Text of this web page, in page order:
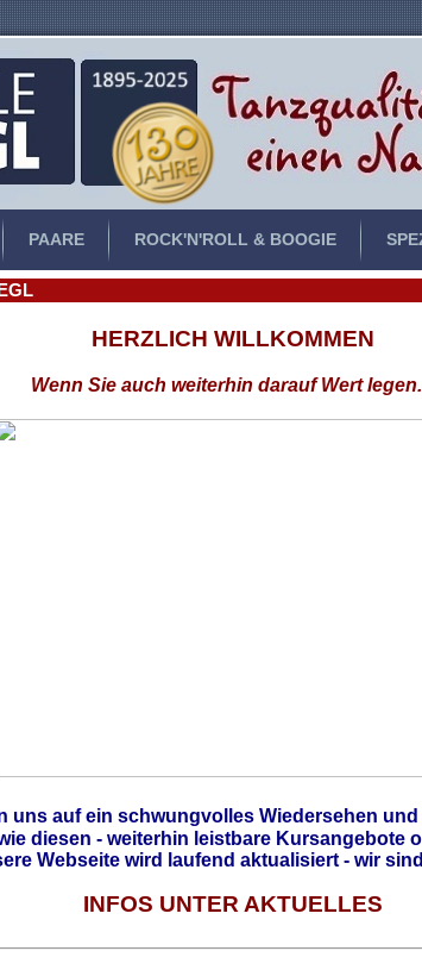
PAARE ROCK'N'ROLL & BOOGIE
HERZLICH WILLKOMMEN
Wenn Sie auch weiterhin darauf Wert
uns auf ein schwungvolles Wiedersehen und
diesen - weiterhin leistbare Kursangebote
Webseite wird laufend aktualisiert - wir
INFOS UNTER AKTUELLES